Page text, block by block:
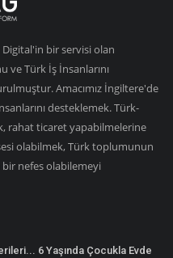
bir servisi olan
ve Türk İş İnsanlarını
Amacımız İngiltere'de
desteklemek. Türk-
rahat ticaret yapabilmelerine
olabilmek, Türk toplumunun
nefes olabilemeyi
6 Yaşında Çocukla Evde